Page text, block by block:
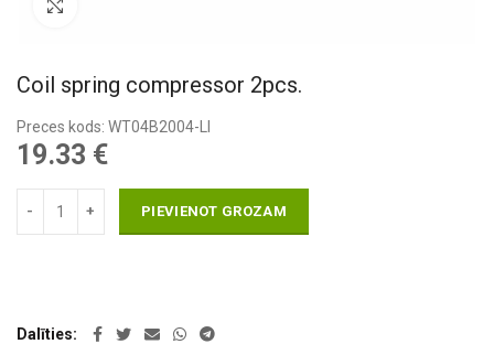
Coil spring compressor 2pcs.
Preces kods: WT04B2004-LI
19.33 €
PIEVIENOT GROZAM
Dalīties